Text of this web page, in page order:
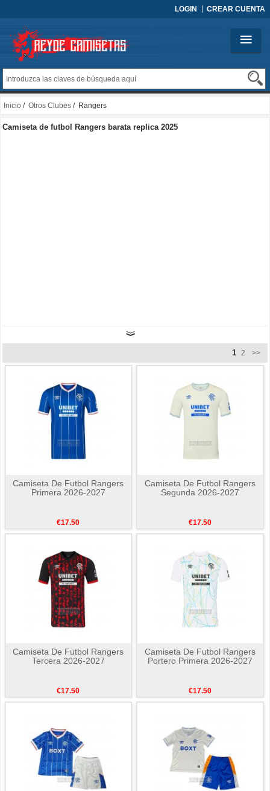
LOGIN CREAR CUENTA
Inicio / Otros Clubes / Rangers
Camiseta de futbol Rangers barata replica 2025
1 2 >>
Camiseta De Futbol Rangers
Primera 2026-2027
€17.50
Camiseta De Futbol Rangers
Segunda 2026-2027
€17.50
Camiseta De Futbol Rangers
Tercera 2026-2027
€17.50
Camiseta De Futbol Rangers
Portero Primera 2026-2027
€17.50